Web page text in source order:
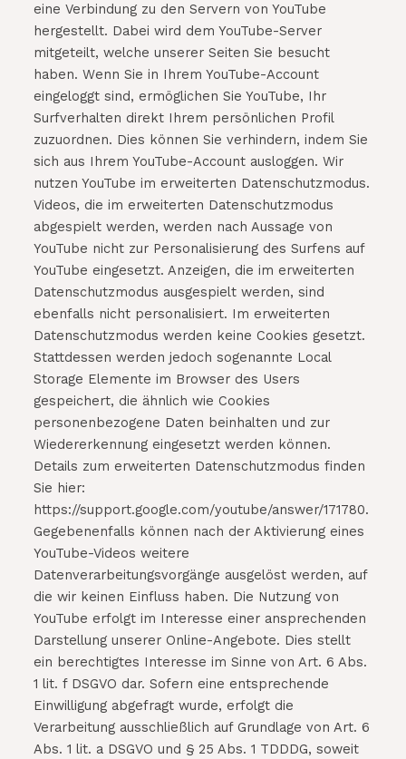
eine Verbindung zu den Servern von YouTube
hergestellt. Dabei wird dem YouTube-Server
mitgeteilt, welche unserer Seiten Sie besucht
haben. Wenn Sie in Ihrem YouTube-Account
eingeloggt sind, ermöglichen Sie YouTube, Ihr
Surfverhalten direkt Ihrem persönlichen Profil
zuzuordnen. Dies können Sie verhindern, indem Sie
sich aus Ihrem YouTube-Account ausloggen. Wir
nutzen YouTube im erweiterten Datenschutzmodus.
Videos, die im erweiterten Datenschutzmodus
abgespielt werden, werden nach Aussage von
YouTube nicht zur Personalisierung des Surfens auf
YouTube eingesetzt. Anzeigen, die im erweiterten
Datenschutzmodus ausgespielt werden, sind
ebenfalls nicht personalisiert. Im erweiterten
Datenschutzmodus werden keine Cookies gesetzt.
Stattdessen werden jedoch sogenannte Local
Storage Elemente im Browser des Users
gespeichert, die ähnlich wie Cookies
personenbezogene Daten beinhalten und zur
Wiedererkennung eingesetzt werden können.
Details zum erweiterten Datenschutzmodus finden
Sie hier:
https://support.google.com/youtube/answer/171780.
Gegebenenfalls können nach der Aktivierung eines
YouTube-Videos weitere
Datenverarbeitungsvorgänge ausgelöst werden, auf
die wir keinen Einfluss haben. Die Nutzung von
YouTube erfolgt im Interesse einer ansprechenden
Darstellung unserer Online-Angebote. Dies stellt
ein berechtigtes Interesse im Sinne von Art. 6 Abs.
1 lit. f DSGVO dar. Sofern eine entsprechende
Einwilligung abgefragt wurde, erfolgt die
Verarbeitung ausschließlich auf Grundlage von Art. 6
Abs. 1 lit. a DSGVO und § 25 Abs. 1 TDDDG, soweit